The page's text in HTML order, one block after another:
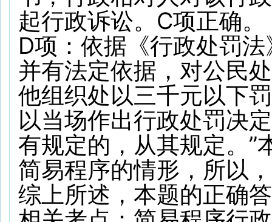
起行政诉讼。C项正确。
D项：依据《行政处罚
并有法定依据，对公民
他组织处以三千元以下
以当场作出行政处罚决
有规定的，从其规定。”
简易程序的情形，所以
综上所述，本题的正确